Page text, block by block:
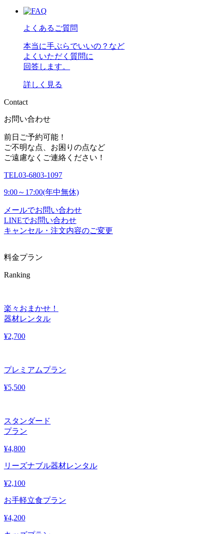
よくあるご質問
本当に手ぶらでいいの？など
よくいただく質問に
回答します。
詳しく見る
Contact
お問い合わせ
前日ご予約可能！
ご不明な点、お困りの点など
ご遠慮なくご連絡ください！
TEL03-6803-1097
9:00～17:00(年中無休)
メールでお問い合わせ
LINEでお問い合わせ
キャンセル・注文内容のご変更
料金プラン
Ranking
楽々おまかせ！
器材レンタル
¥2,700
プレミアムプラン
¥5,500
スタンダード
プラン
¥4,800
リーズナブル器材レンタル
¥2,100
お手軽立食プラン
¥4,200